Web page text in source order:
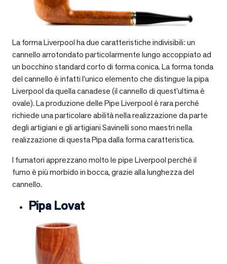
La forma Liverpool ha due caratteristiche indivisibili: un
cannello arrotondato particolarmente lungo accoppiato ad
un bocchino standard corto di forma conica. La forma tonda
del cannello è infatti l’unico elemento che distingue la pipa
Liverpool da quella canadese (il cannello di quest’ultima è
ovale). La produzione delle Pipe Liverpool è rara perché
richiede una particolare abilità nella realizzazione da parte
degli artigiani e gli artigiani Savinelli sono maestri nella
realizzazione di questa Pipa dalla forma caratteristica.
I fumatori apprezzano molto le pipe Liverpool perché il
fumo è più morbido in bocca, grazie alla lunghezza del
cannello.
Pipa Lovat